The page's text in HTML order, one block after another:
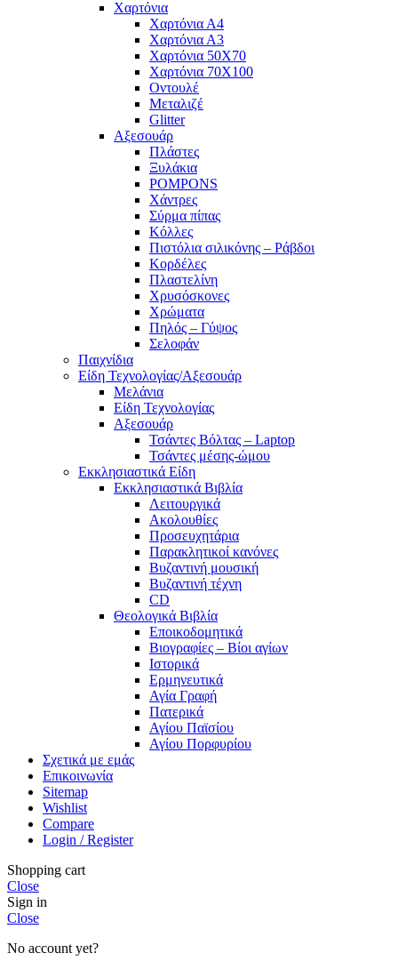
Χαρτόνια
Χαρτόνια Α4
Χαρτόνια Α3
Χαρτόνια 50Χ70
Χαρτόνια 70Χ100
Οντουλέ
Μεταλιζέ
Glitter
Αξεσουάρ
Πλάστες
Ξυλάκια
POMPONS
Χάντρες
Σύρμα πίπας
Κόλλες
Πιστόλια σιλικόνης – Ράβδοι
Κορδέλες
Πλαστελίνη
Χρυσόσκονες
Χρώματα
Πηλός – Γύψος
Σελοφάν
Παιχνίδια
Είδη Τεχνολογίας/Αξεσουάρ
Μελάνια
Είδη Τεχνολογίας
Αξεσουάρ
Τσάντες Βόλτας – Laptop
Τσάντες μέσης-ώμου
Εκκλησιαστικά Είδη
Εκκλησιαστικά Βιβλία
Λειτουργικά
Ακολουθίες
Προσευχητάρια
Παρακλητικοί κανόνες
Βυζαντινή μουσική
Βυζαντινή τέχνη
CD
Θεολογικά Βιβλία
Εποικοδομητικά
Βιογραφίες – Βίοι αγίων
Ιστορικά
Ερμηνευτικά
Αγία Γραφή
Πατερικά
Αγίου Παϊσίου
Αγίου Πορφυρίου
Σχετικά με εμάς
Επικοινωνία
Sitemap
Wishlist
Compare
Login / Register
Shopping cart
Close
Sign in
Close
No account yet?